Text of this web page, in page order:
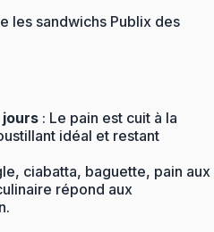
les sandwichs Publix des
jours : Le pain est cuit à la
idéal et restant
ciabatta, baguette, pain aux
répond aux